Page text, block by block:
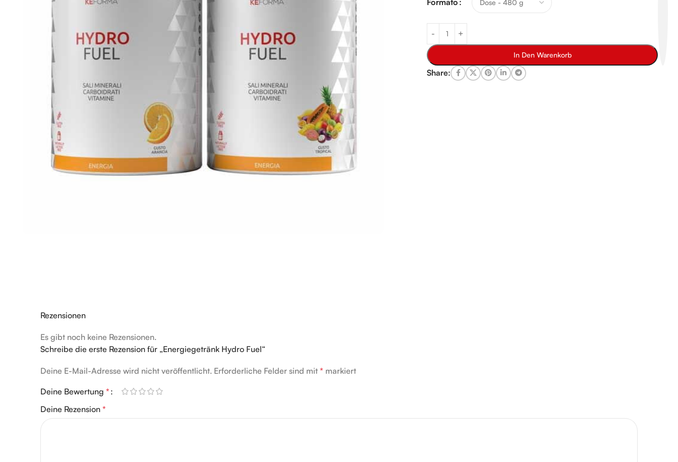
Formato
In Den Warenkorb
Share:
Rezensionen
Es gibt noch keine Rezensionen.
Schreibe die erste Rezension für „Energiegetränk Hydro Fuel“
Deine E-Mail-Adresse wird nicht veröffentlicht. Erforderliche Felder sind mit * markiert
Deine Bewertung *
Deine Rezension *
Alternative: